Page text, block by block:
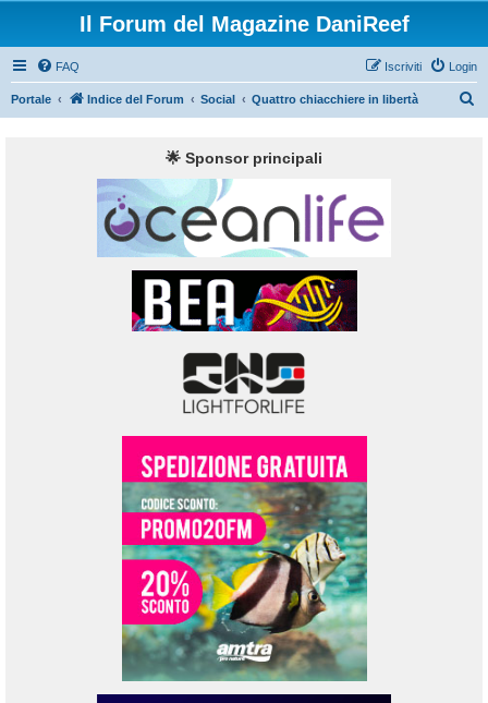
Il Forum del Magazine DaniReef
FAQ Login
Iscriviti
Portale Indice del Forum Social Quattro chiacchiere in libertà
🌟 Sponsor principali